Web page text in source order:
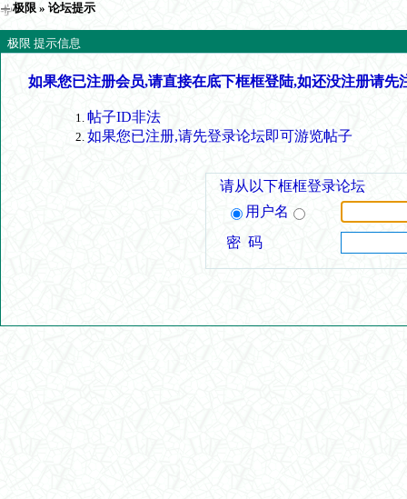
极限 » 论坛提示
极限 提示信息
如果您已注册会员,请直接在底下框框登陆,如还没注册请先
帖子ID非法
如果您已注册,请先登录论坛即可游览帖子
请从以下框框登录论坛
用户名
密 码